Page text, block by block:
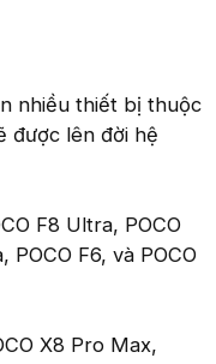
nhiều thiết bị thuộc
được lên đời hệ
F8 Ultra, POCO
POCO F6, và POCO
X8 Pro Max,